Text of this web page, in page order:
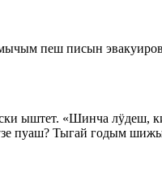
пеш писын
ыштет. «Шинча лӱдеш,
пуаш? Тыгай годым